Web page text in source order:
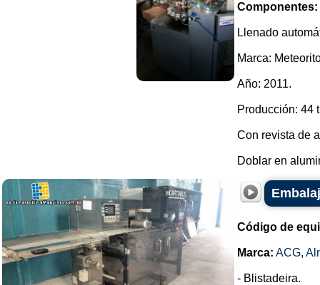
Componentes:
Llenado
Marca:
Año: 2011.
Producción: 44
Con revista de
Doblar en
Código de
Marca: ACG,
- Blistadeira.